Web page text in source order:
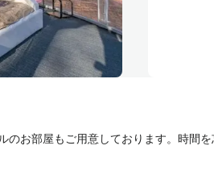
のお部屋もご用意しております。時間を